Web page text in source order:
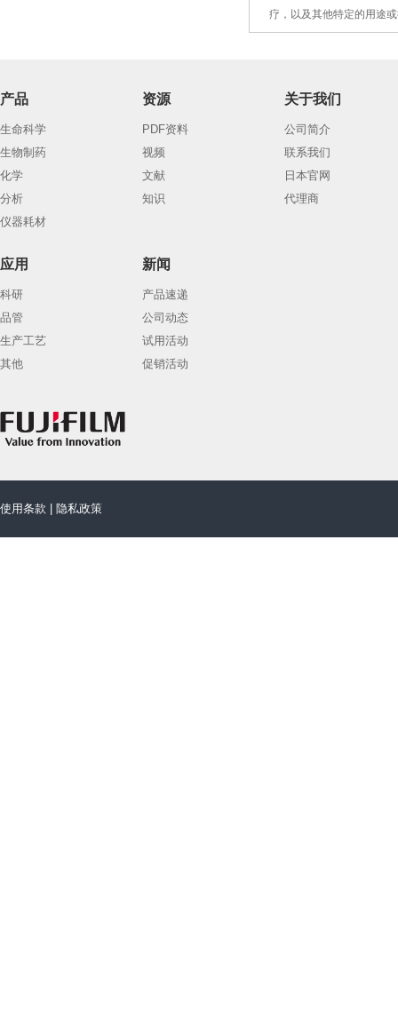
疗，以及其他特定的用途
产品
生命科学
生物制药
化学
分析
仪器耗材
资源
PDF资料
视频
文献
知识
关于我们
公司简介
联系我们
日本官网
代理商
应用
科研
品管
生产工艺
其他
新闻
产品速递
公司动态
试用活动
促销活动
使用条款 隐私政策